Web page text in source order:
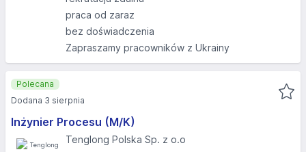
praca od zaraz
bez doświadczenia
Zapraszamy pracowników z Ukrainy
Inżynier Procesu (M/K)
Tenglong Polska Sp. z o.o
Polecana
Dodana 3 sierpnia